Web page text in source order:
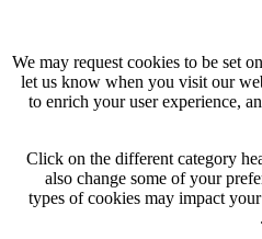
We may request cookies to be set
let us know when you visit our
to enrich your user experience,
Click on the different category
also change some of your
types of cookies may impact